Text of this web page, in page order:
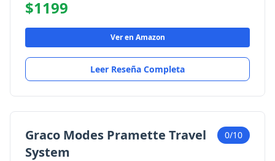
$1199
Ver en Amazon
Leer Reseña Completa
Graco Modes Pramette Travel
System
0/10